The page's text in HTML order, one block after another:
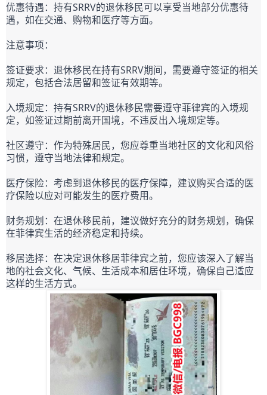
优惠待遇：持有SRRV的退休移民可以享受当地部分优惠待
遇，如在交通、购物和医疗等方面。
注意事项：
签证要求：退休移民在持有SRRV期间，需要遵守签证的相关
规定，包括合法居留和签证有效期等。
入境规定：持有SRRV的退休移民需要遵守菲律宾的入境规
定，如签证过期前离开国境，不违反出入境规定等。
社区遵守：作为特殊居民，您应尊重当地社区的文化和风俗
习惯，遵守当地法律和规定。
医疗保险：考虑到退休移民的医疗保障，建议购买合适的医
疗保险以应对可能发生的医疗费用。
财务规划：在退休移民前，建议做好充分的财务规划，确保
在菲律宾生活的经济稳定和持续。
移居选择：在决定退休移居菲律宾之前，您应该深入了解当
地的社会文化、气候、生活成本和居住环境，确保自己适应
这样的生活方式。